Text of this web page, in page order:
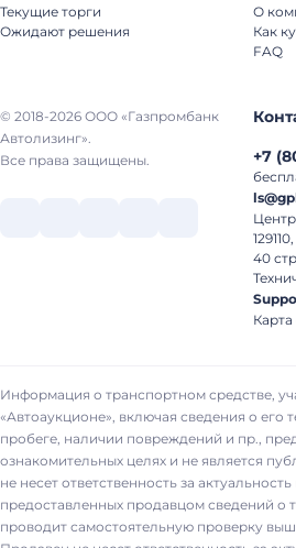
© 2018-2026 ООО «Газпромбанк
Автолизинг».
Все права защищены.
Текущие торги
Ожидают решения
О
Как
FAQ
+7 (
40
Карта
Информация о транспортном средстве,
«Автоаукционе», включая сведения о его
пробеге, наличии повреждений и пр.,
ознакомительных целях и не является
не несет ответственность за
предоставленных продавцом сведений о
проводит самостоятельную проверку